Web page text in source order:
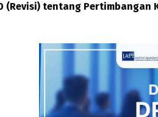
(Revisi) tentang Pertimbangan